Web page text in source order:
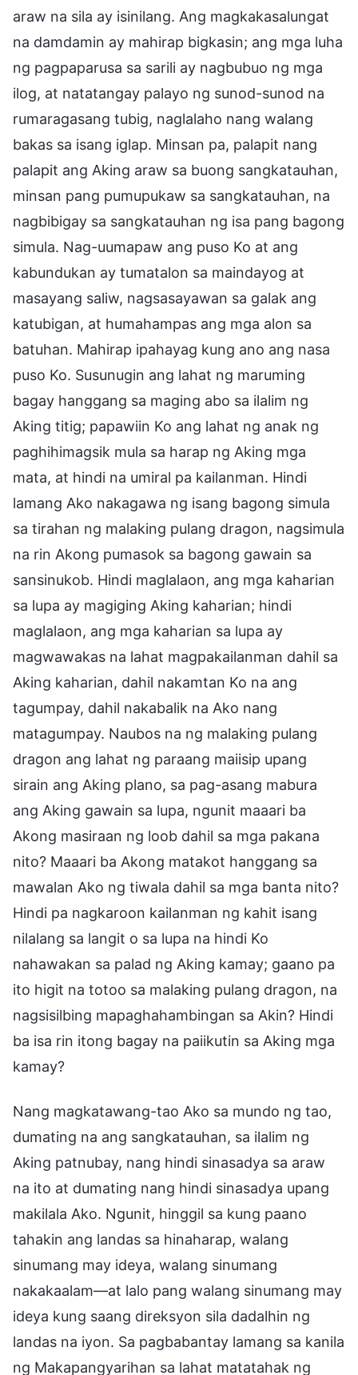
araw na sila ay isinilang. Ang magkakasalungat
na damdamin ay mahirap bigkasin; ang mga luha
ng pagpaparusa sa sarili ay nagbubuo ng mga
ilog, at natatangay palayo ng sunod-sunod na
rumaragasang tubig, naglalaho nang walang
bakas sa isang iglap. Minsan pa, palapit nang
palapit ang Aking araw sa buong sangkatauhan,
minsan pang pumupukaw sa sangkatauhan, na
nagbibigay sa sangkatauhan ng isa pang bagong
simula. Nag-uumapaw ang puso Ko at ang
kabundukan ay tumatalon sa maindayog at
masayang saliw, nagsasayawan sa galak ang
katubigan, at humahampas ang mga alon sa
batuhan. Mahirap ipahayag kung ano ang nasa
puso Ko. Susunugin ang lahat ng maruming
bagay hanggang sa maging abo sa ilalim ng
Aking titig; papawiin Ko ang lahat ng anak ng
paghihimagsik mula sa harap ng Aking mga
mata, at hindi na umiral pa kailanman. Hindi
lamang Ako nakagawa ng isang bagong simula
sa tirahan ng malaking pulang dragon, nagsimula
na rin Akong pumasok sa bagong gawain sa
sansinukob. Hindi maglalaon, ang mga kaharian
sa lupa ay magiging Aking kaharian; hindi
maglalaon, ang mga kaharian sa lupa ay
magwawakas na lahat magpakailanman dahil sa
Aking kaharian, dahil nakamtan Ko na ang
tagumpay, dahil nakabalik na Ako nang
matagumpay. Naubos na ng malaking pulang
dragon ang lahat ng paraang maiisip upang
sirain ang Aking plano, sa pag-asang mabura
ang Aking gawain sa lupa, ngunit maaari ba
Akong masiraan ng loob dahil sa mga pakana
nito? Maaari ba Akong matakot hanggang sa
mawalan Ako ng tiwala dahil sa mga banta nito?
Hindi pa nagkaroon kailanman ng kahit isang
nilalang sa langit o sa lupa na hindi Ko
nahawakan sa palad ng Aking kamay; gaano pa
ito higit na totoo sa malaking pulang dragon, na
nagsisilbing mapaghahambingan sa Akin? Hindi
ba isa rin itong bagay na paiikutin sa Aking mga
kamay?
Nang magkatawang-tao Ako sa mundo ng tao,
dumating na ang sangkatauhan, sa ilalim ng
Aking patnubay, nang hindi sinasadya sa araw
na ito at dumating nang hindi sinasadya upang
makilala Ako. Ngunit, hinggil sa kung paano
tahakin ang landas sa hinaharap, walang
sinumang may ideya, walang sinumang
nakakaalam—at lalo pang walang sinumang may
ideya kung saang direksyon sila dadalhin ng
landas na iyon. Sa pagbabantay lamang sa kanila
ng Makapangyarihan sa lahat matatahak ng